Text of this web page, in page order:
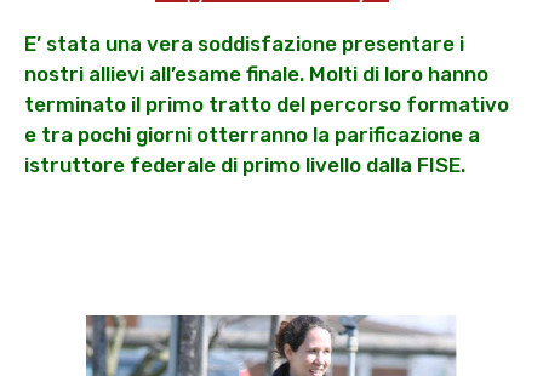
E’ stata una vera soddisfazione presentare i
nostri allievi all’esame finale. Molti di loro hanno
terminato il primo tratto del percorso formativo
e tra pochi giorni otterranno la parificazione a
istruttore federale di primo livello dalla FISE.